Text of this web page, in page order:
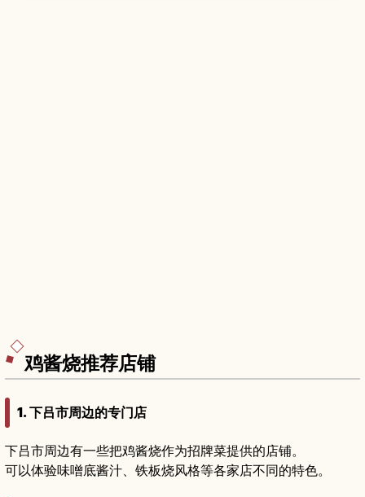
鸡酱烧推荐店铺
1. 下吕市周边的专门店
下吕市周边有一些把鸡酱烧作为招牌菜提供的店铺。
可以体验味噌底酱汁、铁板烧风格等各家店不同的特色。